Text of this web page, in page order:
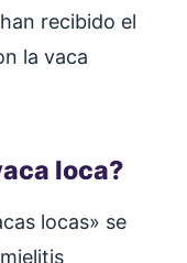
recibido el
la vaca
loca?
locas» se